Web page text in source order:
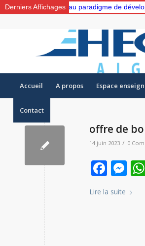
Derniers Affichages
nouveau paradigme de développement
Accueil A propos Espace
Contact
offre de
14 juin 2023 / 0
Lire la suite